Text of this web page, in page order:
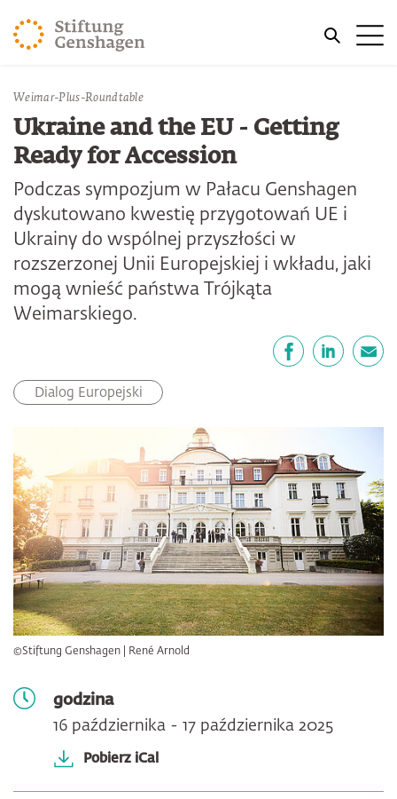
PRZJDŹ DO TREŚCI GŁÓWNEJ
PRZEJDŹ DO WYSZUKIWARKI
Weimar-Plus-Roundtable
Ukraine and the EU - Getting
Ready for Accession
Podczas sympozjum w Pałacu Genshagen
dyskutowano kwestię przygotowań UE i
Ukrainy do wspólnej przyszłości w
rozszerzonej Unii Europejskiej i wkładu, jaki
mogą wnieść państwa Trójkąta
Weimarskiego.
Dialog Europejski
©Stiftung Genshagen | René Arnold
godzina
16 października - 17 października 2025
Pobierz iCal